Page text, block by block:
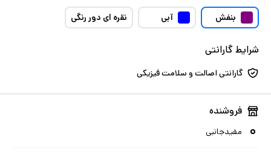
بنفش آبی نقره ای دور رنگی
شرایط گارانتی
گارانتی اصالت و سلامت فیزیکی
فروشنده
مفیدجانبی